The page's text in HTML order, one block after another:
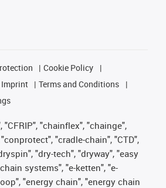
Cookie Policy
Imprint
Terms and Conditions
"CFRIP", "chainflex", "chainge",
"cradle-chain", "CTD",
"dry-tech", "dryway", "easy
systems", "e-ketten", "e-
"energy chain", "energy chain